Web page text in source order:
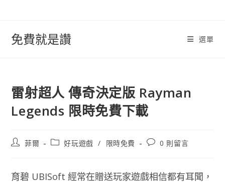
免費就是讚 選單
雷射超人 傳奇決定版 Rayman
Legends 限時免費下載
文
者:
菲爾
文
別:
好玩遊戲 / 限時免費
文
論：
0 則留言
育碧 UBISoft 經常在贈送玩家遊戲相信都有耳聞，